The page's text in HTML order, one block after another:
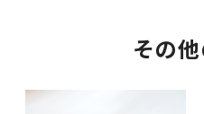
その